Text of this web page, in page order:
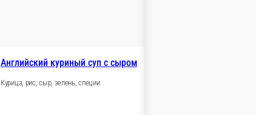
Английский куриный суп с сыром
Курица, рис, сыр, зелень, специи